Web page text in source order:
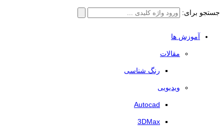
جستجو برای:
آموزش ها
مقالات
رنگ شناسی
ویدیویی
Autocad
3DMax